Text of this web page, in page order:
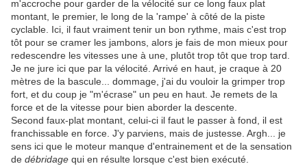
m'accroche pour garder de la vélocité sur ce long faux plat
montant, le premier, le long de la 'rampe' à côté de la piste
cyclable. Ici, il faut vraiment tenir un bon rythme, mais c'est trop
tôt pour se cramer les jambons, alors je fais de mon mieux pour
redescendre les vitesses une à une, plutôt trop tôt que trop tard.
Je ne jure ici que par la vélocité. Arrivé en haut, je craque à 20
mètres de la bascule... dommage, j'ai du vouloir la grimper trop
fort, et du coup je "m'écrase" un peu en haut. Je remets de la
force et de la vitesse pour bien aborder la descente.
Second faux-plat montant, celui-ci il faut le passer à fond, il est
franchissable en force. J'y parviens, mais de justesse. Argh... je
sens ici que le moteur manque d'entrainement et de la sensation
de débridage qui en résulte lorsque c'est bien exécuté.